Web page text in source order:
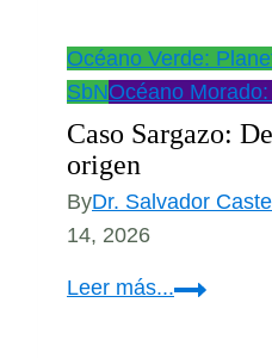
Océano Verde:
SbNOcéano
Caso Sargazo:
origen
ByDr. Salvador Castell
14, 2026
Leer más...Caso